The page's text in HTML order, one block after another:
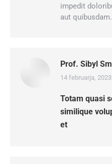
impedit
aut
Prof. Sibyl
says:
14 februarja,
Totam quasi
similique
et